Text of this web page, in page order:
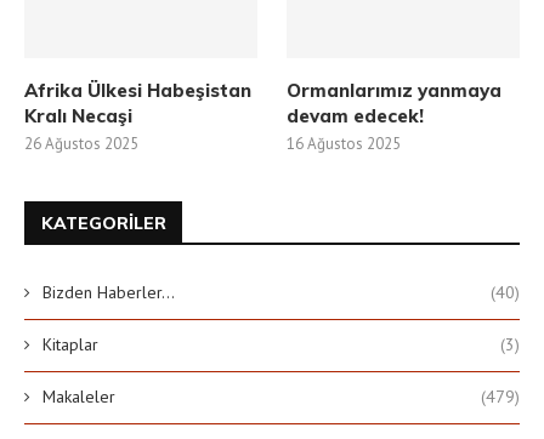
Afrika Ülkesi Habeşistan
Kralı Necaşi
26 Ağustos 2025
Ormanlarımız yanmaya
devam edecek!
16 Ağustos 2025
KATEGORILER
Bizden Haberler… (40)
Kitaplar (3)
Makaleler (479)